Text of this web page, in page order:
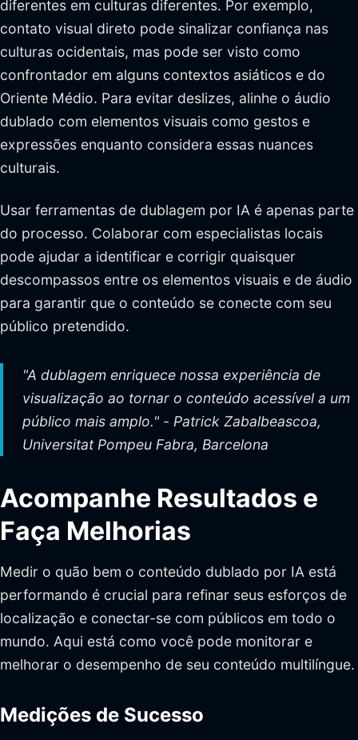
diferentes em culturas diferentes. Por exemplo,
contato visual direto pode sinalizar confiança nas
culturas ocidentais, mas pode ser visto como
confrontador em alguns contextos asiáticos e do
Oriente Médio. Para evitar deslizes, alinhe o áudio
dublado com elementos visuais como gestos e
expressões enquanto considera essas nuances
culturais.
Usar ferramentas de dublagem por IA é apenas parte
do processo. Colaborar com especialistas locais
pode ajudar a identificar e corrigir quaisquer
descompassos entre os elementos visuais e de áudio
para garantir que o conteúdo se conecte com seu
público pretendido.
"A dublagem enriquece nossa experiência de
visualização ao tornar o conteúdo acessível a um
público mais amplo." - Patrick Zabalbeascoa,
Universitat Pompeu Fabra, Barcelona
Acompanhe Resultados e
Faça Melhorias
Medir o quão bem o conteúdo dublado por IA está
performando é crucial para refinar seus esforços de
localização e conectar-se com públicos em todo o
mundo. Aqui está como você pode monitorar e
melhorar o desempenho de seu conteúdo multilíngue.
Medições de Sucesso